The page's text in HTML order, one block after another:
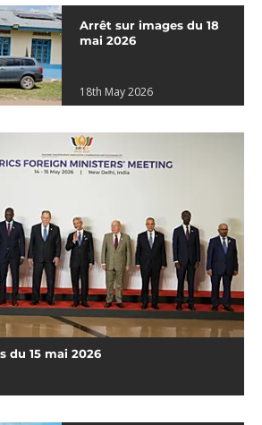
Arrêt sur images du 18
mai 2026
18th May 2026
du 15 mai 2026